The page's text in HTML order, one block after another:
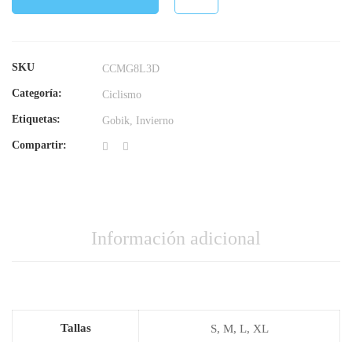
SKU CCMG8L3D
Categoría: Ciclismo
Etiquetas: Gobik, Invierno
Compartir:
Información adicional
Tallas S, M, L, XL